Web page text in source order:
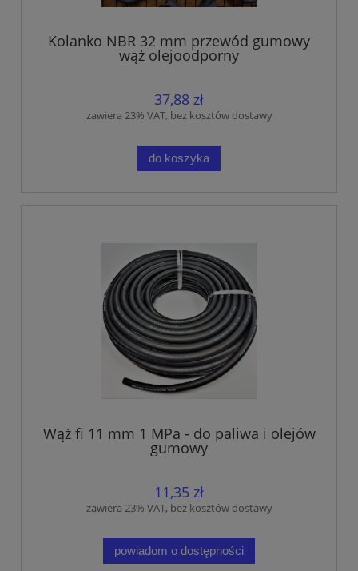
Kolanko NBR 32 mm przewód gumowy
wąż olejoodporny
37,88 zł
zawiera 23% VAT, bez kosztów dostawy
do koszyka
Wąż fi 11 mm 1 MPa - do paliwa i olejów
gumowy
11,35 zł
zawiera 23% VAT, bez kosztów dostawy
powiadom o dostępności